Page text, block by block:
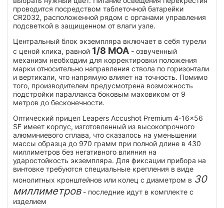
проводится посредством таблеточной батарейки
CR2032, расположенной рядом с органами управления
подсветкой в защищенном от влаги узле.
Центральный блок экземпляра включает в себя турели
с ценой клика, равной 1/8 МОА - озвученный
механизм необходим для корректировки положения
марки относительно направления ствола по горизонтали
и вертикали, что напрямую влияет на точность. Помимо
того, производителем предусмотрена возможность
подстройки параллакса боковым маховиком от 9
метров до бесконечности.
Оптический прицел Leapers Accushot Premium 4-16x56
SF имеет корпус, изготовленный из высокопрочного
алюминиевого сплава, что сказалось на уменьшении
массы образца до 970 грамм при полной длине в 430
миллиметров без негативного влияния на
ударостойкость экземпляра. Для фиксации прибора на
винтовке требуются специальные крепления в виде
монолитных кронштейнов или колец с диаметром в 30
миллиметров- последние идут в комплекте с
изделием